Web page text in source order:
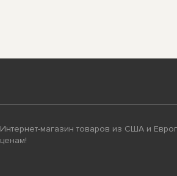
Интернет-магазин товаров из США и
ценам!